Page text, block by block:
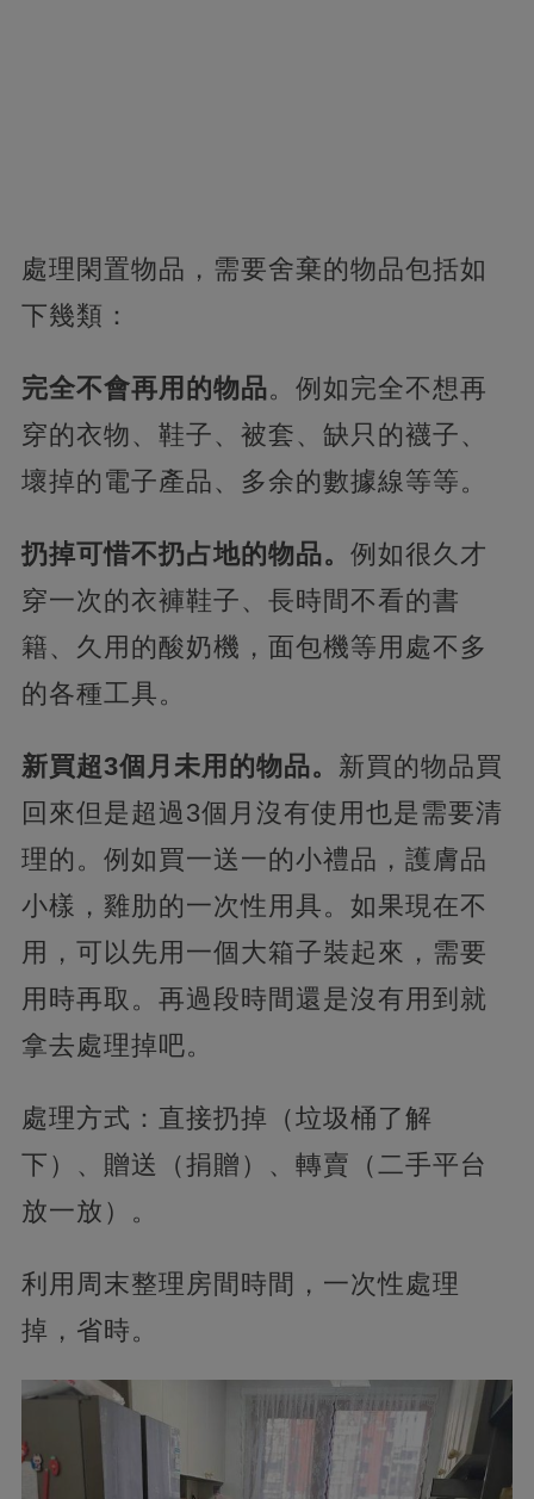
處理閑置物品，需要舍棄的物品包括如
下幾類：
完全不會再用的物品。例如完全不想再
穿的衣物、鞋子、被套、缺只的襪子、
壞掉的電子產品、多余的數據線等等。
扔掉可惜不扔占地的物品。 例如很久才
穿一次的衣褲鞋子、長時間不看的書
籍、久用的酸奶機，面包機等用處不多
的各種工具。
新買超3個月未用的物品。 新買的物品買
回來但是超過3個月沒有使用也是需要清
理的。例如買一送一的小禮品，護膚品
小樣，雞肋的一次性用具。如果現在不
用，可以先用一個大箱子裝起來，需要
用時再取。再過段時間還是沒有用到就
拿去處理掉吧。
處理方式：直接扔掉（垃圾桶了解
下）、贈送（捐贈）、轉賣（二手平台
放一放）。
利用周末整理房間時間，一次性處理
掉，省時。